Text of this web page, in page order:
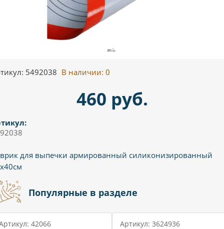
5492038 В наличии: 0
460 руб.
для выпечки армированный силиконизированный
Популярные в разделе
42066 Артикул: 3624936